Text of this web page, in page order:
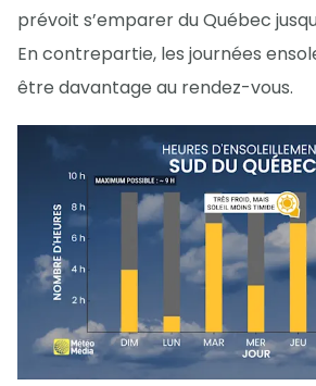
prévoit s’emparer du Québec
En contrepartie, les journées
être davantage au rendez-vous.